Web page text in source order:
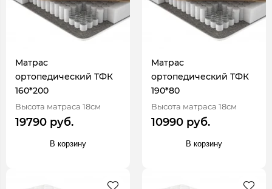
Матрас
ортопедический ТФК
160*200
Высота матраса 18см
19790 руб.
В корзину
Матрас
ортопедический ТФК
190*80
Высота матраса 18см
10990 руб.
В корзину